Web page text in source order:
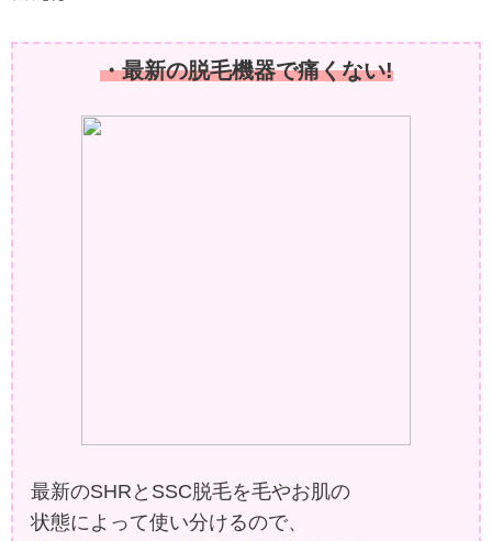
・最新の脱毛機器で痛くない!
最新のSHRとSSC脱毛を毛やお肌の
状態によって使い分けるので、